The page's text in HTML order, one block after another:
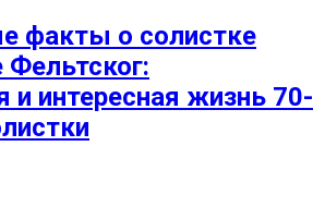
факты о солистке
интересная жизнь 70-